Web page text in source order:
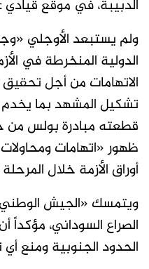
الدبيبة، في موقع
ولم يستبعد الأوجلي
الدولية المنخرطة في
الاتهامات من أجل
تشكيل المشهد بما
قطعته مبادرة بولس من
ظهور «اتهامات
أوراق الأزمة خلال
ويتمسك «الجيش
الصراع السوداني،
الحدود الجنوبية ومنع